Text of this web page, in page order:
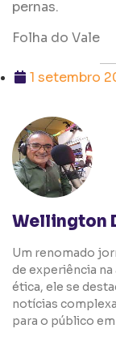
pernas.
Folha do Vale
1 setembro
Wellington
Um renomado
de experiência
ética, ele se
notícias
para o público